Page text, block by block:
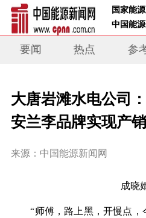
国家能
中国能
要闻 热点 参
大唐岩滩水电公司
安兰李品牌实现产
来源：中国能源新闻网
成晓
“师傅，路上黑，开慢点，